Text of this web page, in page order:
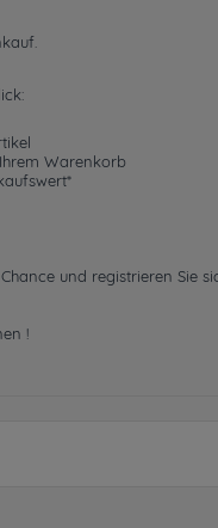
Warenkorb
und registrieren Sie
!